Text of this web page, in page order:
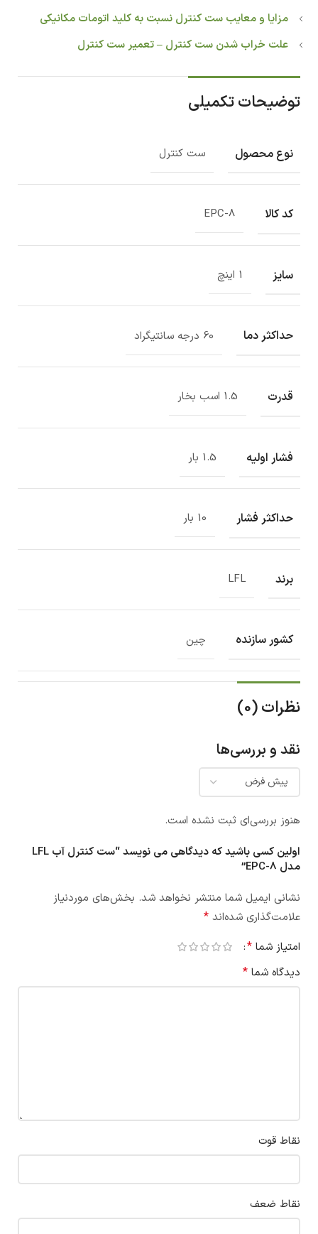
مزایا و معایب ست کنترل نسبت به کلید اتومات مکانیکی
علت خراب شدن ست کنترل – تعمیر ست کنترل
توضیحات تکمیلی
نوع محصول ست کنترل
کد کالا EPC-8
سایز 1 اینچ
حداکثر دما 60 درجه سانتیگراد
قدرت 1.5 اسب بخار
فشار اولیه 1.5 بار
حداکثر فشار 10 بار
برند LFL
کشور سازنده چین
نظرات (0)
نقد و بررسی‌ها
هنوز بررسی‌ای ثبت نشده است.
اولین کسی باشید که دیدگاهی می نویسد “ست کنترل آب LFL
مدل EPC-8”
نشانی ایمیل شما منتشر نخواهد شد. بخش‌های موردنیاز
علامت‌گذاری شده‌اند *
امتیاز شما *
دیدگاه شما *
نقاط قوت
نقاط ضعف